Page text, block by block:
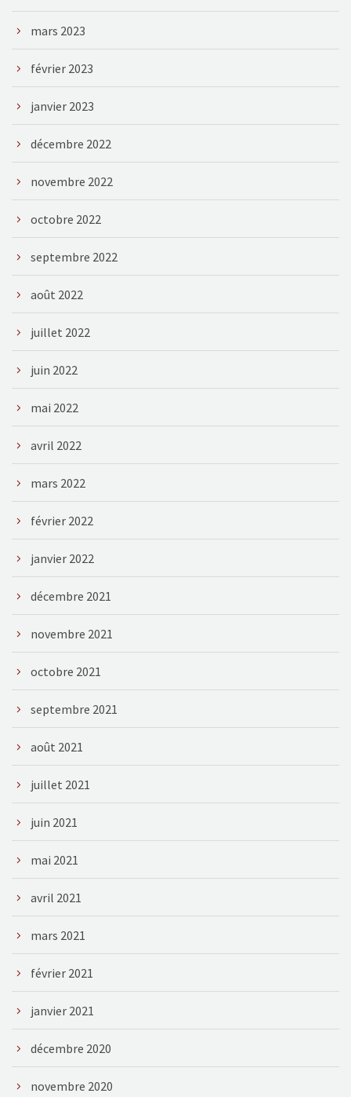
mars 2023
février 2023
janvier 2023
décembre 2022
novembre 2022
octobre 2022
septembre 2022
août 2022
juillet 2022
juin 2022
mai 2022
avril 2022
mars 2022
février 2022
janvier 2022
décembre 2021
novembre 2021
octobre 2021
septembre 2021
août 2021
juillet 2021
juin 2021
mai 2021
avril 2021
mars 2021
février 2021
janvier 2021
décembre 2020
novembre 2020